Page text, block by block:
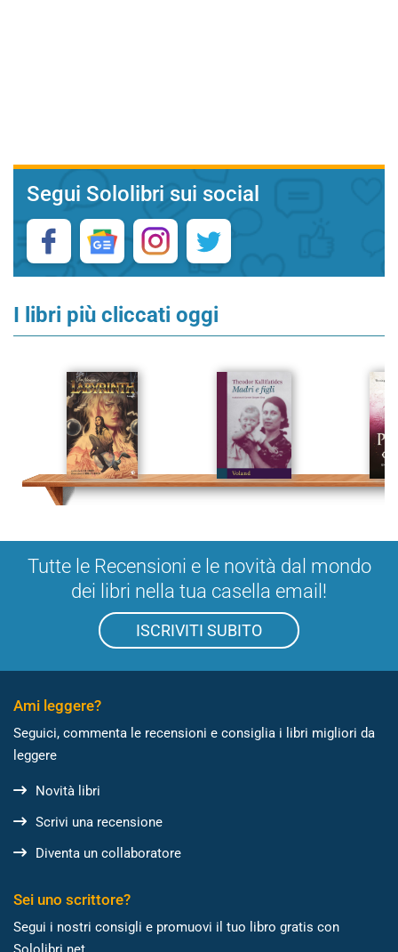
Segui Sololibri sui social
I libri più cliccati oggi
Tutte le Recensioni e le novità dal mondo
dei libri nella tua casella email!
ISCRIVITI SUBITO
Ami leggere?
Seguici, commenta le recensioni e consiglia i libri migliori da
leggere
Novità libri
Scrivi una recensione
Diventa un collaboratore
Sei uno scrittore?
Segui i nostri consigli e promuovi il tuo libro gratis con